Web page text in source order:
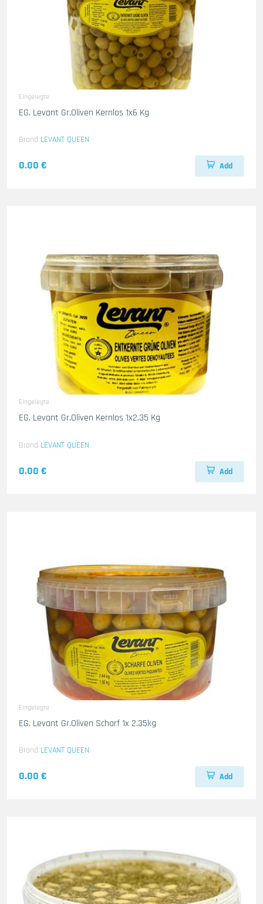
Eingelegte
EG. Levant Gr.Oliven Kernlos 1x6 Kg
Brand LEVANT QUEEN
0.00 € Add
Eingelegte
EG. Levant Gr.Oliven Kernlos 1x2.35 Kg
Brand LEVANT QUEEN
0.00 € Add
Eingelegte
EG. Levant Gr.Oliven Scharf 1x 2.35kg
Brand LEVANT QUEEN
0.00 € Add